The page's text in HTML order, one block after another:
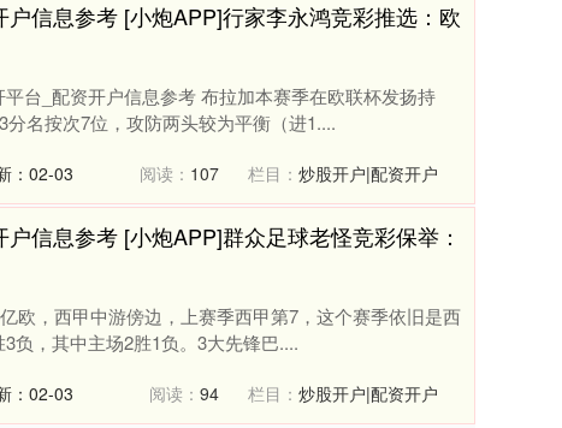
信息参考 [小炮APP]行家李永鸿竞彩推选：欧
台_配资开户信息参考 布拉加本赛季在欧联杯发扬持
名按次7位，攻防两头较为平衡（进1....
：02-03 阅读： 107 栏目： 炒股开户|配资开户
信息参考 [小炮APP]群众足球老怪竞彩保举：
欧，西甲中游傍边，上赛季西甲第7，这个赛季依旧是西
负，其中主场2胜1负。3大先锋巴....
：02-03 阅读： 94 栏目： 炒股开户|配资开户